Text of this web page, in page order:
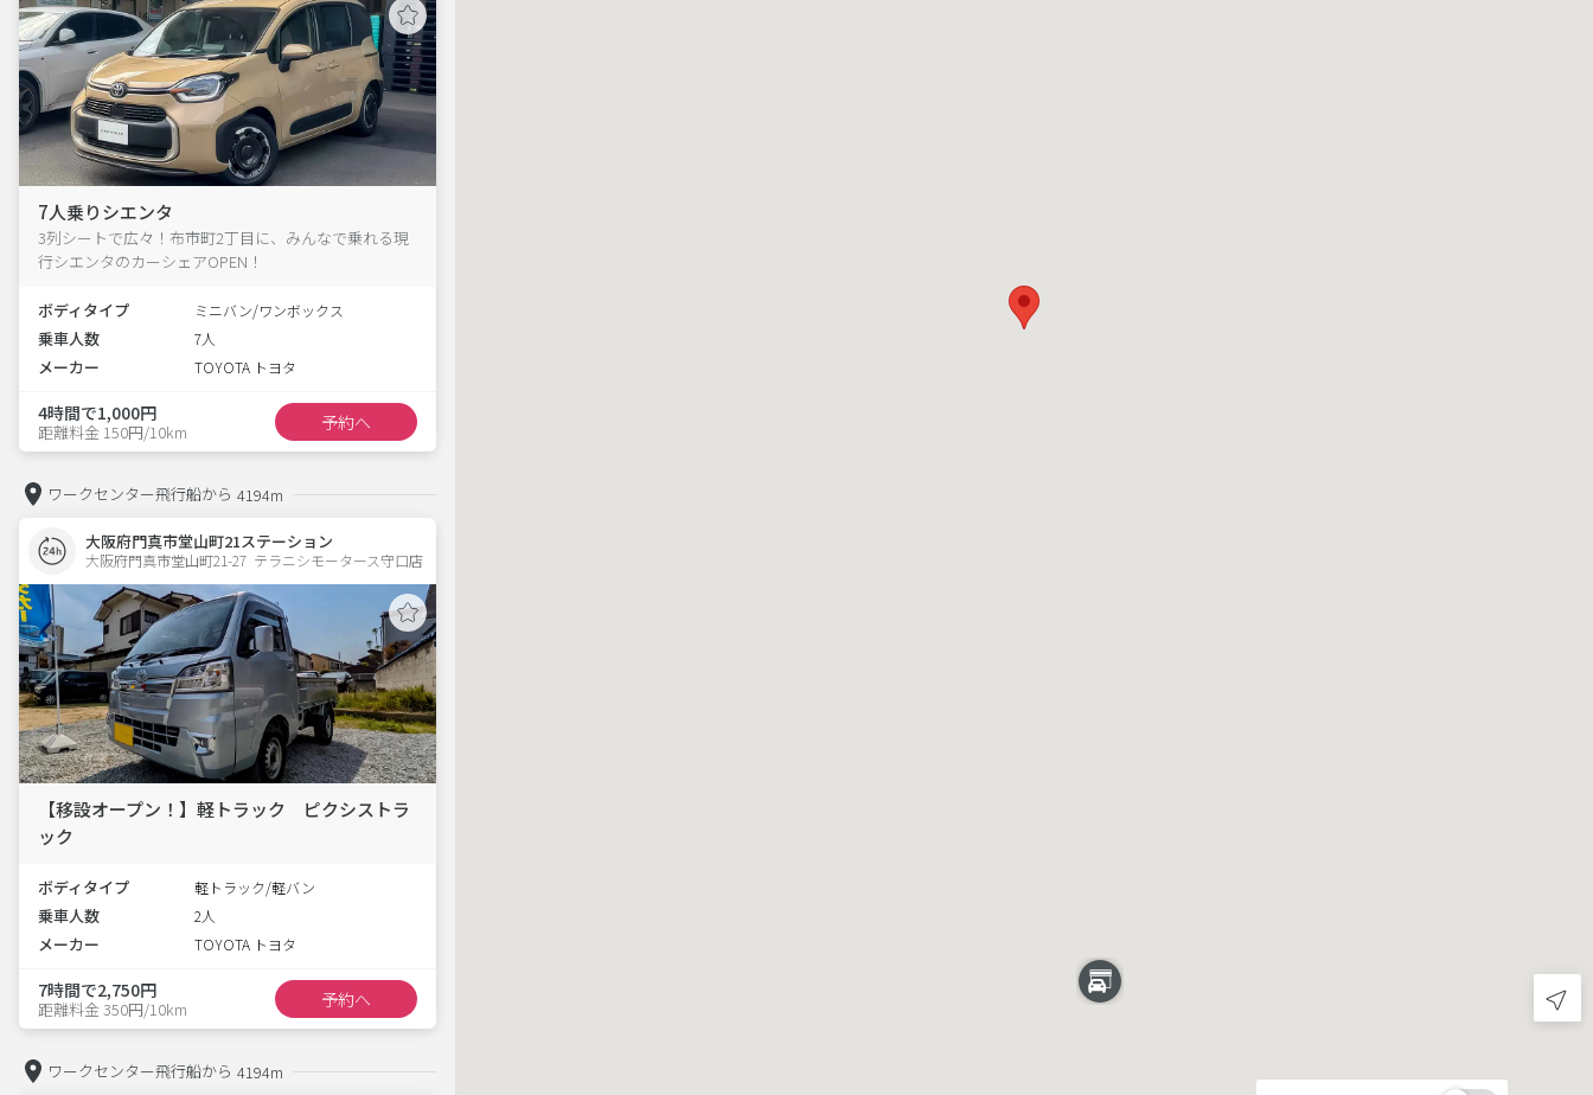
7人乗りシエンタ
3列シートで広々！布市町2丁目に、みんなで乗れる現
行シエンタのカーシェアOPEN！
ボディタイプ ミニバン/ワンボックス
乗車人数 7人
メーカー TOYOTA トヨタ
4時間で1,000円
距離料金 150円/10km 予約へ
ワークセンター飛行船から 4194m
大阪府門真市堂山町21ステーション
大阪府門真市堂山町21-27  テラニシモータース守口店
【移設オープン！】軽トラック ピクシストラ
ック
ボディタイプ 軽トラック/軽バン
乗車人数 2人
メーカー TOYOTA トヨタ
7時間で2,750円
距離料金 350円/10km 予約へ
ワークセンター飛行船から 4194m